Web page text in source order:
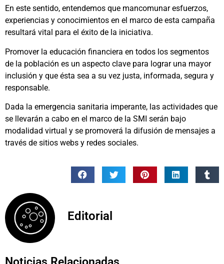
En este sentido, entendemos que mancomunar esfuerzos,
experiencias y conocimientos en el marco de esta campaña
resultará vital para el éxito de la iniciativa.
Promover la educación financiera en todos los segmentos
de la población es un aspecto clave para lograr una mayor
inclusión y que ésta sea a su vez justa, informada, segura y
responsable.
Dada la emergencia sanitaria imperante, las actividades que
se llevarán a cabo en el marco de la SMI serán bajo
modalidad virtual y se promoverá la difusión de mensajes a
través de sitios webs y redes sociales.
Editorial